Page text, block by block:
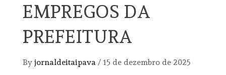
EMPREGOS DA
PREFEITURA
By jornaldeitaipava / 15 de dezembro de 2025